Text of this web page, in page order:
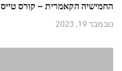
החמישיה הקאמרית – קורס טייס
נובמבר 19, 2023